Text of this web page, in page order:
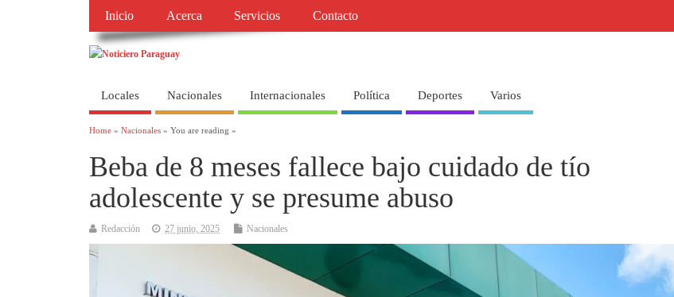
Inicio Acerca Servicios Contacto
Locales Nacionales Internacionales Política Deportes Varios
Home » Nacionales » You are reading »
Beba de 8 meses fallece bajo cuidado de tío
adolescente y se presume abuso
Redacción 27 junio, 2025 Nacionales